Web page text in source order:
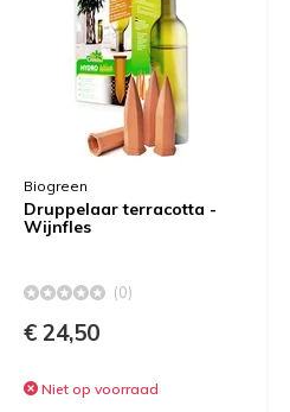
Biogreen
Druppelaar terracotta -
Wijnfles
(0)
€ 24,50
Niet op voorraad